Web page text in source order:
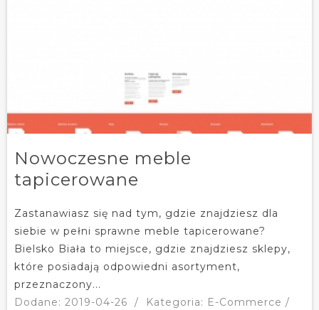
Nowoczesne meble
tapicerowane
Zastanawiasz się nad tym, gdzie znajdziesz dla
siebie w pełni sprawne meble tapicerowane?
Bielsko Biała to miejsce, gdzie znajdziesz sklepy,
które posiadają odpowiedni asortyment,
przeznaczony...
Dodane: 2019-04-26
/
Kategoria: E-Commerce /